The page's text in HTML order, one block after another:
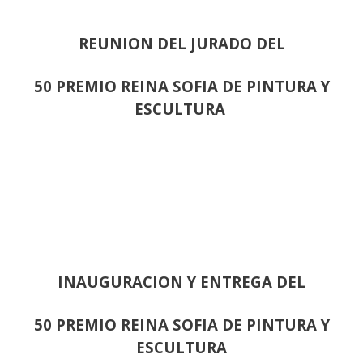
REUNION DEL JURADO DEL
50 PREMIO REINA SOFIA DE PINTURA Y
ESCULTURA
INAUGURACION Y ENTREGA DEL
50 PREMIO REINA SOFIA DE PINTURA Y
ESCULTURA